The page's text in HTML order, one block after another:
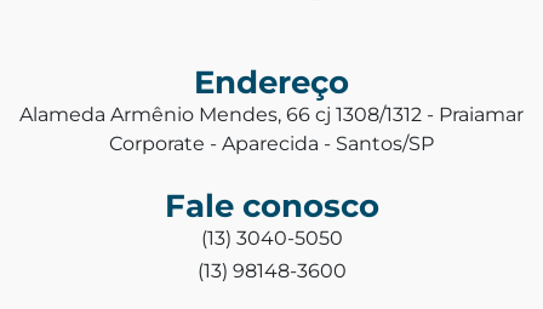
Endereço
Alameda Armênio Mendes, 66 cj 1308/1312 - Praiamar
Corporate - Aparecida - Santos/SP
Fale conosco
(13) 3040-5050
(13) 98148-3600